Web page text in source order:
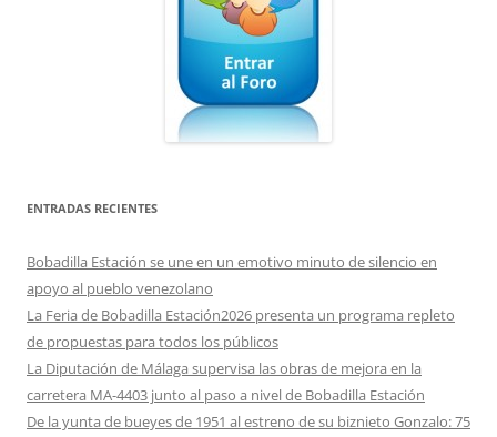
ENTRADAS RECIENTES
Bobadilla Estación se une en un emotivo minuto de silencio en
apoyo al pueblo venezolano
La Feria de Bobadilla Estación2026 presenta un programa repleto
de propuestas para todos los públicos
La Diputación de Málaga supervisa las obras de mejora en la
carretera MA-4403 junto al paso a nivel de Bobadilla Estación
De la yunta de bueyes de 1951 al estreno de su biznieto Gonzalo: 75